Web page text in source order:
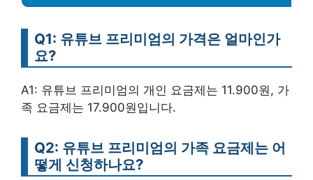
Q1: 유튜브 프리미엄의 가격은 얼마인가
요?
A1: 유튜브 프리미엄의 개인 요금제는 11.900원, 가
족 요금제는 17.900원입니다.
Q2: 유튜브 프리미엄의 가족 요금제는 어
떻게 신청하나요?